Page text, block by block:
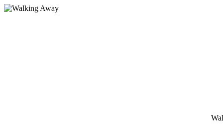
Zum